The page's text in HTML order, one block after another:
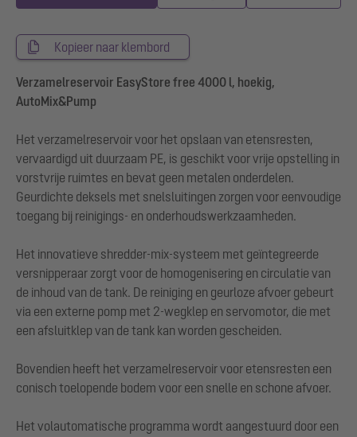
Kopieer naar klembord
Verzamelreservoir EasyStore free 4000 l, hoekig,
AutoMix&Pump
Het verzamelreservoir voor het opslaan van etensresten,
vervaardigd uit duurzaam PE, is geschikt voor vrije opstelling in
vorstvrije ruimtes en bevat geen metalen onderdelen.
Geurdichte deksels met snelsluitingen zorgen voor eenvoudige
toegang bij reinigings- en onderhoudswerkzaamheden.
Het innovatieve shredder-mix-systeem met geïntegreerde
versnipperaar zorgt voor de homogenisering en circulatie van
de inhoud van de tank. De reiniging en geurloze afvoer gebeurt
via een externe pomp met 2-wegklep en servomotor, die met
een afsluitklep van de tank kan worden gescheiden.
Bovendien heeft het verzamelreservoir voor etensresten een
conisch toelopende bodem voor een snelle en schone afvoer.
Het volautomatische programma wordt aangestuurd door een